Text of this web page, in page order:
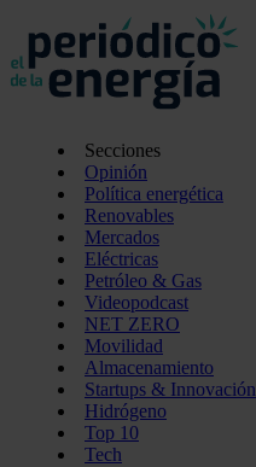
Secciones
Opinión
Política energética
Renovables
Mercados
Eléctricas
Petróleo & Gas
Videopodcast
NET ZERO
Movilidad
Almacenamiento
Startups & Innovación
Hidrógeno
Top 10
Tech